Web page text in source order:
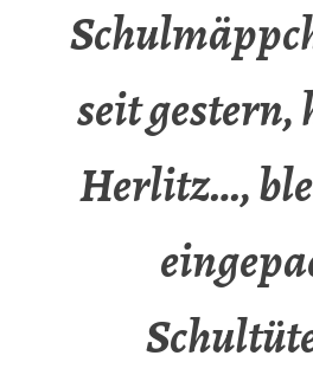
seit gestern,
Herlitz…,